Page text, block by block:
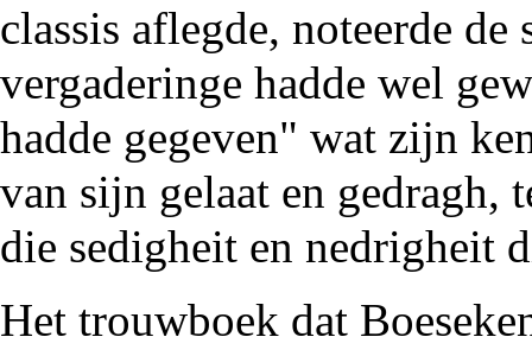
classis aflegde, noteerde
vergaderinge hadde wel
hadde gegeven" wat zijn
van sijn gelaat en
die sedigheit en nedrigheit
Het trouwboek dat